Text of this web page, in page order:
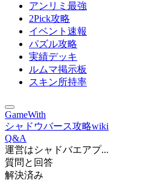
アンリミ最強
2Pick攻略
イベント速報
パズル攻略
実績デッキ
ルムマ掲示板
スキン所持率
GameWith
シャドウバース攻略wiki
Q&A
運営はシャドバエアプ...
質問と回答
解決済み